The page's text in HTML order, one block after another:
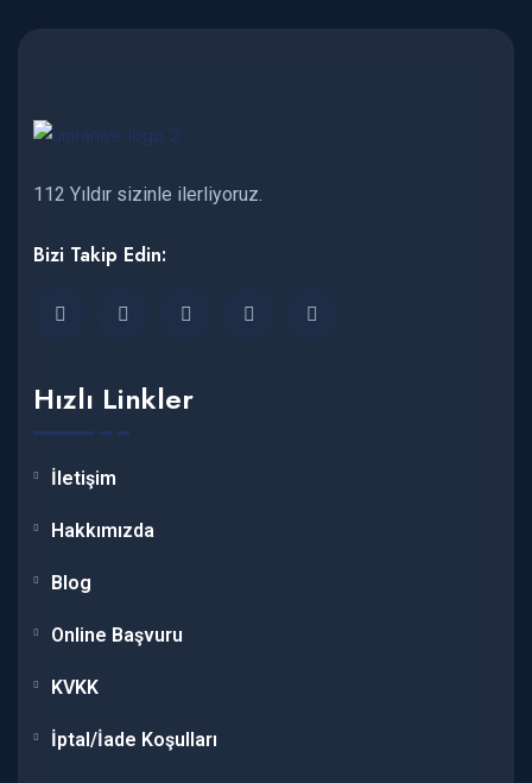
112 Yıldır sizinle ilerliyoruz.
Bizi Takip Edin:
Hızlı Linkler
İletişim
Hakkımızda
Blog
Online Başvuru
KVKK
İptal/İade Koşulları